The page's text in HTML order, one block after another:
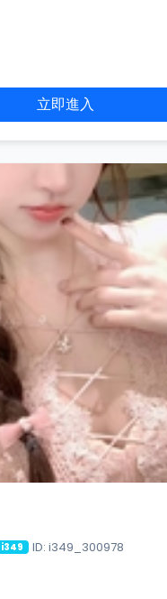
立即進入
i349 ID: i349_300978